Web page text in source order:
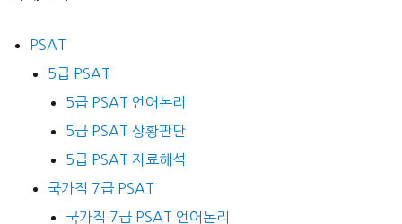
PSAT
5급 PSAT
5급 PSAT 언어논리
5급 PSAT 상황판단
5급 PSAT 자료해석
국가직 7급 PSAT
국가직 7급 PSAT 언어논리